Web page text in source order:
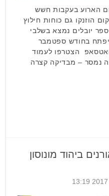
הארוע בעקבות חשש
הוזנקו גם כוחות חילוץ
יובלים נמצא בשלבי
בחודש ספטמבר
הצטרפו לעמוד
נמסר – מבדיקה קצרה
ביהוד מונוסון